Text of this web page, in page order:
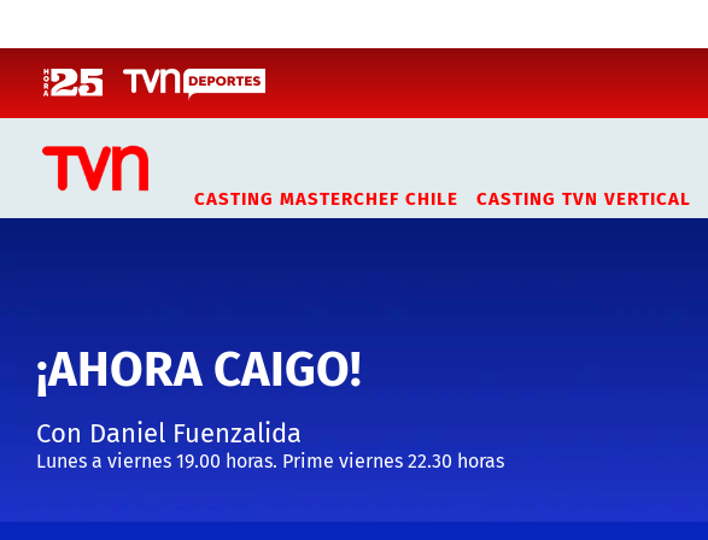
CASTING MASTERCHEF CHILE CASTING TVN VERTICAL
¡AHORA CAIGO!
Con Daniel Fuenzalida
Lunes a viernes 19.00 horas. Prime viernes 22.30 horas